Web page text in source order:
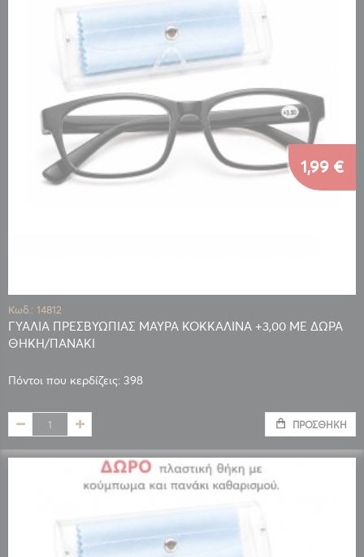
Κωδ.: 14812
ΓΥΑΛΙΑ ΠΡΕΣΒΥΩΠΙΑΣ ΜΑΥΡΑ ΚΟΚΚΑΛΙΝΑ +3,00 ΜΕ ΔΩΡΑ
ΘΗΚΗ/ΠΑΝΑΚΙ
Πόντοι που κερδίζεις: 398
1,99 €
ΠΡΟΣΘΉΚΗ